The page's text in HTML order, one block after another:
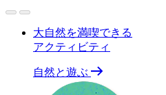
大自然を満喫できる
アクティビティ
自然と遊ぶ